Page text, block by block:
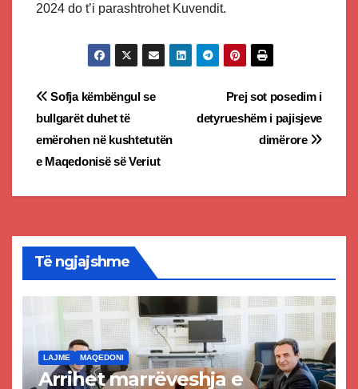
2024 do t’i parashtrohet Kuvendit.
Post
navigation
Prej sot posedim i
detyrueshëm i pajisjeve
dimërore
Sofja këmbëngul se
bullgarët duhet të
emërohen në kushtetutën
e Maqedonisë së Veriut
Të ngjajshme
LAJME MAQEDONI
Arrihet marrëveshja e